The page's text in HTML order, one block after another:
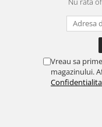
Vreau sa
magazinului.